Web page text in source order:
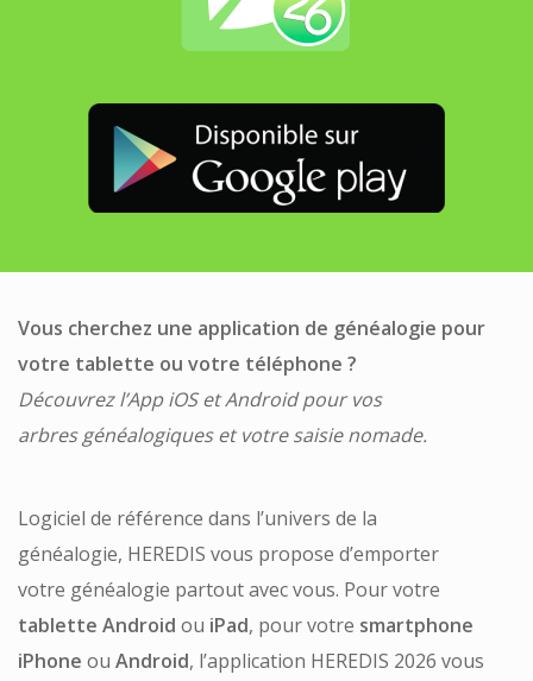
Vous cherchez une application de généalogie pour
votre tablette ou votre téléphone ?
Découvrez l’App iOS et Android pour vos
arbres généalogiques et votre saisie nomade.
Logiciel de référence dans l’univers de la
généalogie, HEREDIS vous propose d’emporter
votre généalogie partout avec vous. Pour votre
tablette Android ou iPad, pour votre smartphone
iPhone ou Android, l’application HEREDIS 2026 vous